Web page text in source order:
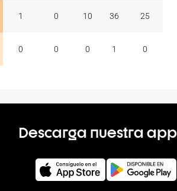
1 0 10 36 25
0 0 0 1 0
Descarga nuestra app